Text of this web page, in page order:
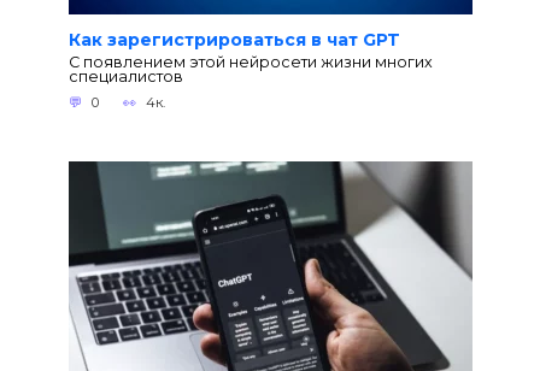
Как зарегистрироваться в чат GPT
С появлением этой нейросети жизни многих
специалистов
0 4к.